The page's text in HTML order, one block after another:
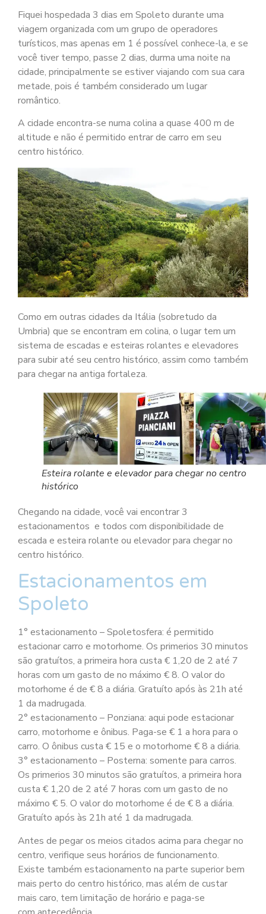
Fiquei hospedada 3 dias em Spoleto durante uma
viagem organizada com um grupo de operadores
turísticos, mas apenas em 1 é possível conhece-la, e se
você tiver tempo, passe 2 dias, durma uma noite na
cidade, principalmente se estiver viajando com sua cara
metade, pois é também considerado um lugar
romântico.
A cidade encontra-se numa colina a quase 400 m de
altitude e não é permitido entrar de carro em seu
centro histórico.
Como em outras cidades da Itália (sobretudo da
Umbria) que se encontram em colina, o lugar tem um
sistema de escadas e esteiras rolantes e elevadores
para subir até seu centro histórico, assim como também
para chegar na antiga fortaleza.
Esteira rolante e elevador para chegar no centro
histórico
Chegando na cidade, você vai encontrar 3
estacionamentos e todos com disponibilidade de
escada e esteira rolante ou elevador para chegar no
centro histórico.
Estacionamentos em
Spoleto
1° estacionamento – Spoletosfera: é permitido
estacionar carro e motorhome. Os primerios 30 minutos
são gratuítos, a primeira hora custa € 1,20 de 2 até 7
horas com um gasto de no máximo € 8. O valor do
motorhome é de € 8 a diária. Gratuíto após às 21h até
1 da madrugada.
2° estacionamento – Ponziana: aqui pode estacionar
carro, motorhome e ônibus. Paga-se € 1 a hora para o
carro. O ônibus custa € 15 e o motorhome € 8 a diária.
3° estacionamento – Posterna: somente para carros.
Os primerios 30 minutos são gratuítos, a primeira hora
custa € 1,20 de 2 até 7 horas com um gasto de no
máximo € 5. O valor do motorhome é de € 8 a diária.
Gratuíto após às 21h até 1 da madrugada.
Antes de pegar os meios citados acima para chegar no
centro, verifique seus horários de funcionamento.
Existe também estacionamento na parte superior bem
mais perto do centro histórico, mas além de custar
mais caro, tem limitação de horário e paga-se